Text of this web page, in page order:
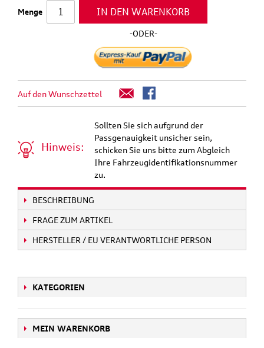
Menge IN DEN WARENKORB
-ODER-
Auf den Wunschzettel
Hinweis:
Sollten Sie sich aufgrund der
Passgenauigkeit unsicher sein,
schicken Sie uns bitte zum Abgleich
Ihre Fahrzeugidentifikationsnummer
zu.
BESCHREIBUNG
FRAGE ZUM ARTIKEL
HERSTELLER / EU VERANTWORTLICHE PERSON
KATEGORIEN
MEIN WARENKORB